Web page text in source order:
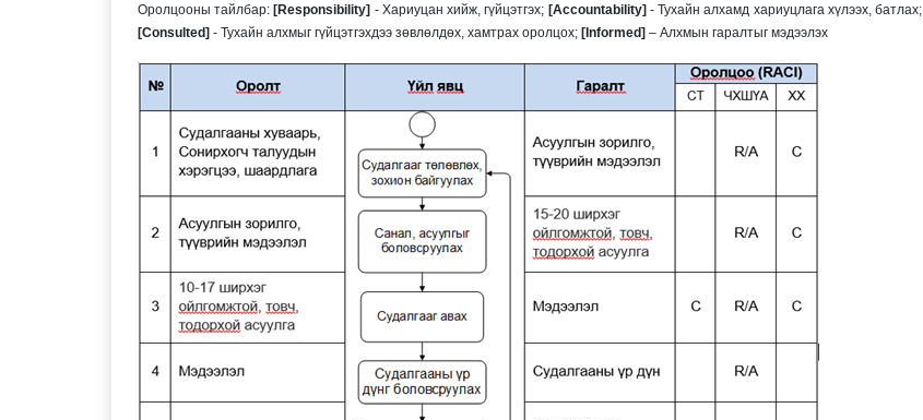
Оролцооны тайлбар: [Responsibility] - Хариуцан хийж, гүйцэтгэх; [Accountability]- Тухайн алхамд хариуцлага хүлээх, батлах;
[Consulted] - Тухайн алхмыг гүйцэтгэхдээ зөвлөлдөх, хамтрах оролцох; [Informed] – Алхмын гаралтыг мэдээлэх